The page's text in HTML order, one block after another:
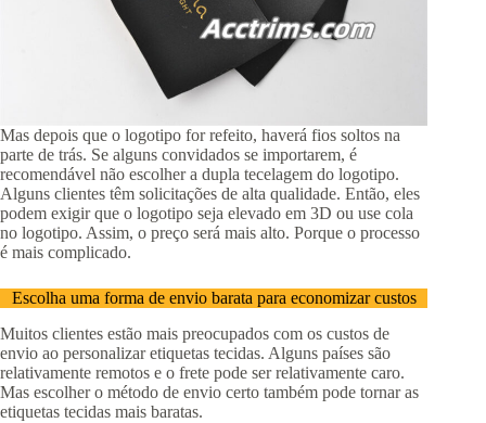
Mas depois que o logotipo for refeito, haverá fios soltos na
parte de trás. Se alguns convidados se importarem, é
recomendável não escolher a dupla tecelagem do logotipo.
Alguns clientes têm solicitações de alta qualidade. Então, eles
podem exigir que o logotipo seja elevado em 3D ou use cola
no logotipo. Assim, o preço será mais alto. Porque o processo
é mais complicado.
Escolha uma forma de envio barata para economizar custos
Muitos clientes estão mais preocupados com os custos de
envio ao personalizar etiquetas tecidas. Alguns países são
relativamente remotos e o frete pode ser relativamente caro.
Mas escolher o método de envio certo também pode tornar as
etiquetas tecidas mais baratas.